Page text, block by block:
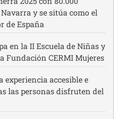
y se sitúa como el
de España
en la II Escuela de Niñas y
Fundación CERMI Mujeres
experiencia accesible e
las personas disfruten del